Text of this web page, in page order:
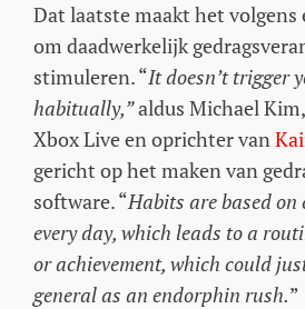
Dat laatste maakt het volgens
om daadwerkelijk
stimuleren. “It doesn’t trigger
habitually,”aldus Michael
Xbox Live en oprichter van
gericht op het maken van
software. “Habits are based
every day, which leads to a
or achievement, which could
general as an endorphin rush.”